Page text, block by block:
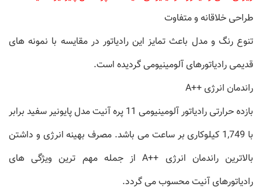
طراحی خلاقانه و متفاوت
تنوع رنگ و مدل باعث تمایز این رادیاتور در مقایسه با نمونه های
قدیمی رادیاتورهای آلومینیومی گردیده است.
راندمان انرژی ++A
بازده حرارتی رادیاتور آلومینیومی 11 پره آنیت مدل پایونیر سفید برابر
با 1,749 کیلوکاری بر ساعت می باشد. مصرف بهینه انرژی و داشتن
بالاترین راندمان انرژی ++A از جمله مهم ترین ویژگی های
رادیاتورهای آنیت محسوب می گردد.